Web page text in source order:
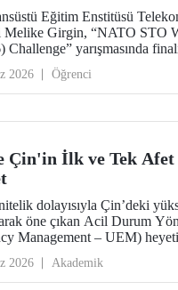
Eğitim Enstitüsü
Melike Girgin, “NATO STO
Challenge” yarışmasında
2026 Öğrenci
Çin'in İlk ve Tek
nitelik dolayısıyla Çin’deki
öne çıkan Acil Durum
Management – UEM)
2026 Akademik